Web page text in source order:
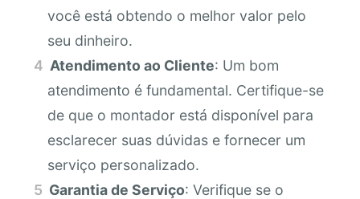
você está obtendo o melhor valor pelo
seu dinheiro.
Atendimento ao Cliente: Um bom
atendimento é fundamental. Certifique-se
de que o montador está disponível para
esclarecer suas dúvidas e fornecer um
serviço personalizado.
Garantia de Serviço: Verifique se o